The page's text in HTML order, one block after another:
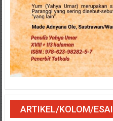
ARTIKEL/KOLOM/ESAI